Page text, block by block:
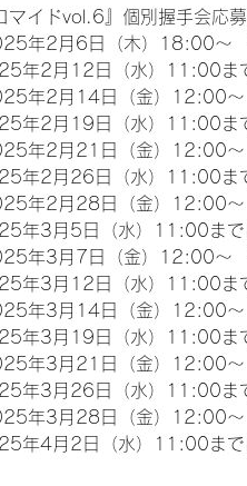
イドvol.6』個別握手会応
年2月6日（木）18:00～
年2月12日（水）11:00ま
年2月14日（金）12:00
年2月19日（水）11:00ま
年2月21日（金）12:00
年2月26日（水）11:00ま
年2月28日（金）12:00
年3月5日（水）11:00まで
年3月7日（金）12:00～
年3月12日（水）11:00ま
年3月14日（金）12:00
年3月19日（水）11:00ま
年3月21日（金）12:00
年3月26日（水）11:00ま
年3月28日（金）12:00
年4月2日（水）11:00まで